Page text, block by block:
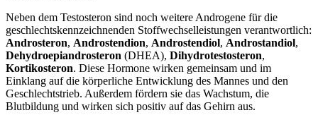
Neben dem Testosteron sind noch weitere Androgene für die
geschlechtskennzeichnenden Stoffwechselleistungen verantwortlich:
Androsteron, Androstendion, Androstendiol, Androstandiol,
Dehydroepiandrosteron (DHEA), Dihydrotestosteron,
Kortikosteron. Diese Hormone wirken gemeinsam und im
Einklang auf die körperliche Entwicklung des Mannes und den
Geschlechtstrieb. Außerdem fördern sie das Wachstum, die
Blutbildung und wirken sich positiv auf das Gehirn aus.